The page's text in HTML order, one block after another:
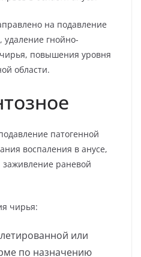
на подавление
удаление гнойно-
повышения уровня
области.
патогенной
воспаления в анусе,
раневой
чирья:
или
по назначению